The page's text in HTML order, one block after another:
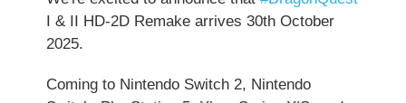
I & II HD-2D Remake arrives 30th October
2025.
Coming to Nintendo Switch 2, Nintendo